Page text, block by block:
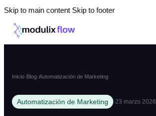
Skip to main content Skip to footer
Inicio·Blog·Automatización de Marketing
Automatización de Marketing ·23 marzo 2026